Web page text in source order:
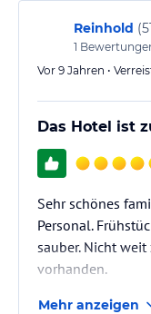
Reinhold (
1
Vor 9 Jahren •
Das Hotel ist
Sehr schönes
Personal.
sauber. Nicht
vorhanden.
Mehr anzeigen